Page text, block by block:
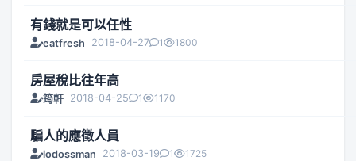
有錢就是可以任性
eatfresh 2018-04-27 1 1800
房屋稅比往年高
筠軒 2018-04-25 1 1170
騙人的應徵人員
lodossman 2018-03-19 1 1725